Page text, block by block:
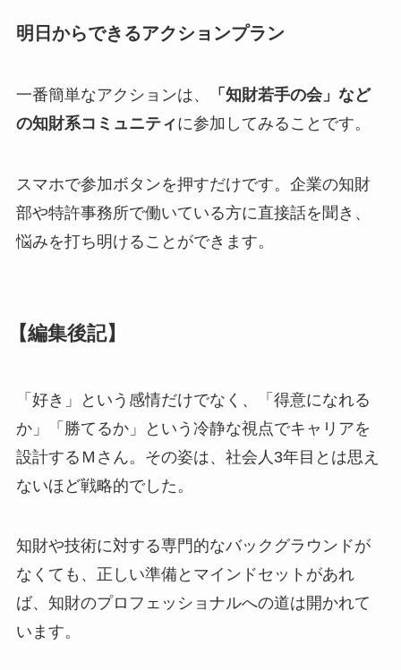
明日からできるアクションプラン
一番簡単なアクションは、
「知財若手の会」など
の知財系コミュニティに参加してみることです。
スマホで参加ボタンを押すだけです。企業の知財
部や特許事務所で働いている方に直接話を聞き、
悩みを打ち明けることができます。
【編集後記】
「好き」という感情だけでなく、「得意になれる
か」「勝てるか」という冷静な視点でキャリアを
設計するＭさん。その姿は、社会人3年目とは思え
ないほど戦略的でした。
知財や技術に対する専門的なバックグラウンドが
なくても、正しい準備とマインドセットがあれ
ば、知財のプロフェッショナルへの道は開かれて
います。